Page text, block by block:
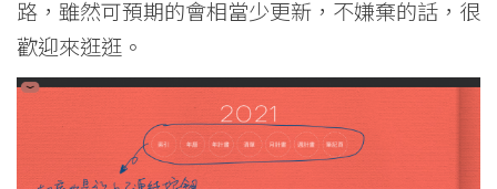
路，雖然可預期的會相當少更新，不嫌棄的話，很
歡迎來逛逛。